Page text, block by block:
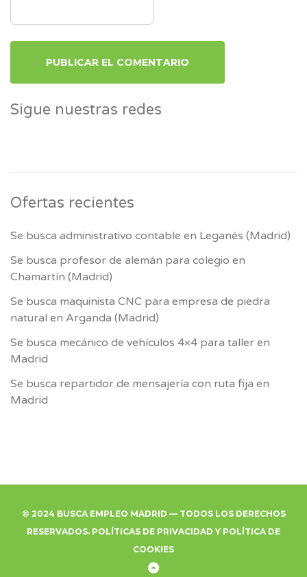
Sigue nuestras redes
Ofertas recientes
Se busca administrativo contable en Leganés (Madrid)
Se busca profesor de alemán para colegio en
Chamartín (Madrid)
Se busca maquinista CNC para empresa de piedra
natural en Arganda (Madrid)
Se busca mecánico de vehículos 4×4 para taller en
Madrid
Se busca repartidor de mensajería con ruta fija en
Madrid
© 2024 BUSCA EMPLEO MADRID — TODOS LOS DERECHOS
RESERVADOS. POLÍTICAS DE PRIVACIDAD Y POLÍTICA DE
COOKIES
Back